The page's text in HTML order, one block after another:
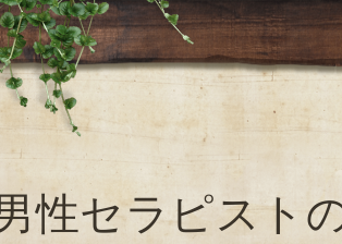
性セラピスト